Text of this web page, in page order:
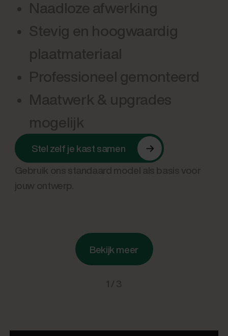
Naadloze afwerking
Stevig en hoogwaardig
plaatmateriaal
Professioneel gemonteerd
Maatwerk & upgrades
mogelijk
Stel zelf je kast samen
Gebruik ons standaard model als basis voor
jouw ontwerp.
Bekijk meer
1 / 3